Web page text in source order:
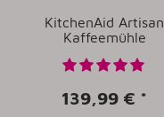
KitchenAid Artisan
Kaffeemühle
139,99 € *